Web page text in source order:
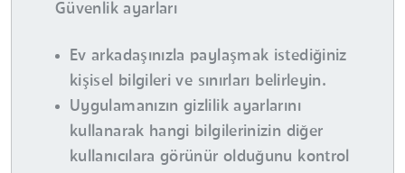
Güvenlik ayarları
Ev arkadaşınızla paylaşmak istediğiniz
kişisel bilgileri ve sınırları belirleyin.
Uygulamanızın gizlilik ayarlarını
kullanarak hangi bilgilerinizin diğer
kullanıcılara görünür olduğunu kontrol